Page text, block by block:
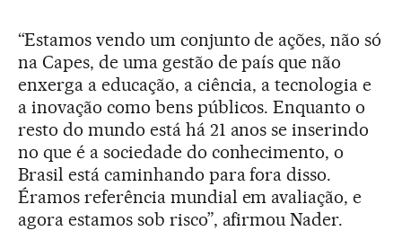
“Estamos vendo um conjunto de ações, não só
na Capes, de uma gestão de país que não
enxerga a educação, a ciência, a tecnologia e
a inovação como bens públicos. Enquanto o
resto do mundo está há 21 anos se inserindo
no que é a sociedade do conhecimento, o
Brasil está caminhando para fora disso.
Éramos referência mundial em avaliação, e
agora estamos sob risco”, afirmou Nader.